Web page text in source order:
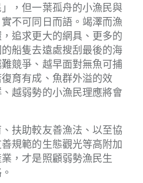
，但一葉孤舟的小漁民與
不可同日而語。竭澤而漁
追求更大的網具、更多的
船隻去遠處搜刮最後的海
競爭、越早面對無魚可捕
育有成、魚群外溢的效
越弱勢的小漁民理應將會
扶助較友善漁法、以至協
規範的生態觀光等高附加
，才是照顧弱勢漁民生